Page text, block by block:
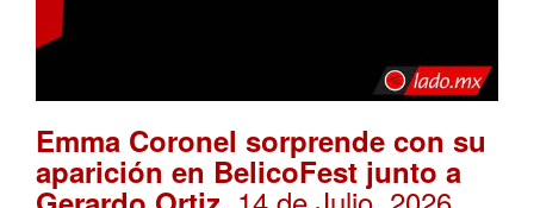
Emma Coronel sorprende con su
aparición en BelicoFest junto a